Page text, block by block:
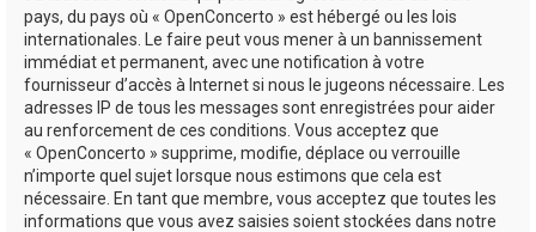
pays, du pays où « OpenConcerto » est hébergé ou les lois
internationales. Le faire peut vous mener à un bannissement
immédiat et permanent, avec une notification à votre
fournisseur d’accès à Internet si nous le jugeons nécessaire. Les
adresses IP de tous les messages sont enregistrées pour aider
au renforcement de ces conditions. Vous acceptez que
« OpenConcerto » supprime, modifie, déplace ou verrouille
n’importe quel sujet lorsque nous estimons que cela est
nécessaire. En tant que membre, vous acceptez que toutes les
informations que vous avez saisies soient stockées dans notre